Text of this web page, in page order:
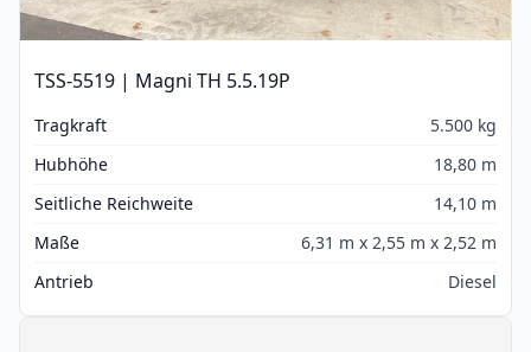
TSS-5519 | Magni TH 5.5.19P
Tragkraft
5.500 kg
Hubhöhe
18,80 m
Seitliche Reichweite
14,10 m
Maße
6,31 m x 2,55 m x 2,52 m
Antrieb
Diesel